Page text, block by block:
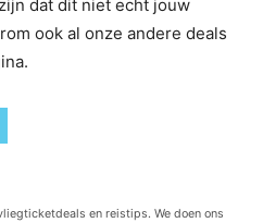
dat dit niet echt jouw
ook al onze andere deals
en reistips. We doen ons